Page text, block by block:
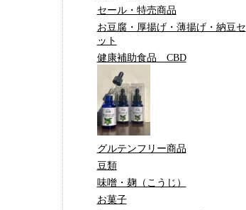
セール・特売商品
お豆腐・厚揚げ・薄揚げ・納豆セ
ット
健康補助食品 CBD
グルテンフリー商品
豆類
味噌・麹（こうじ）
お菓子